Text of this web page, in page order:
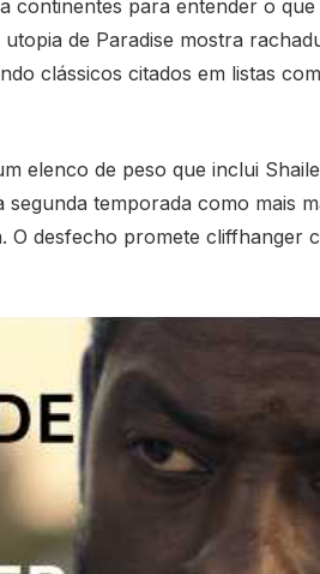
continentes para entender o
de Paradise mostra
clássicos citados em listas
elenco de peso que inclui
temporada como mais
O desfecho promete cliffhanger